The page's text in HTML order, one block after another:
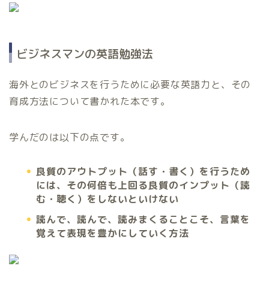
ビジネスマンの英語勉強法
海外とのビジネスを行うために必要な英語力と、その
育成方法について書かれた本です。
学んだのは以下の点です。
良質のアウトプット（話す・書く）を行うため
には、その何倍も上回る良質のインプット（読
む・聴く）をしないといけない
読んで、読んで、読みまくることこそ、言葉を
覚えて表現を豊かにしていく方法